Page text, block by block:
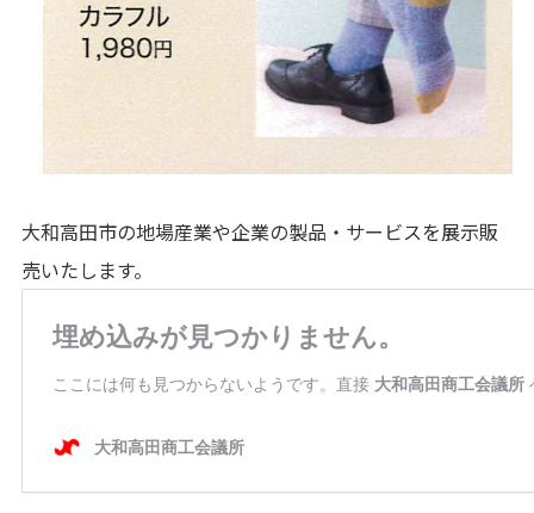
大和高田市の地場産業や企業の製品・サービスを展示販
売いたします。